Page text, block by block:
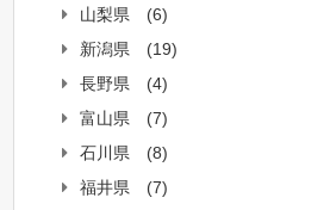
山梨県
(6)
新潟県
(19)
長野県
(4)
富山県
(7)
石川県
(8)
福井県
(7)